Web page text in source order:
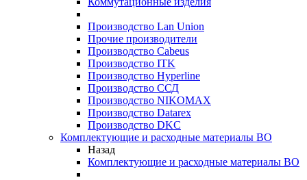
Производство Lan Union
Прочие производители
Производство Cabeus
Производство ITK
Производство Hyperline
Производство ССД
Производство NIKOMAX
Производство Datarex
Производство DKC
Комплектующие и расходные материалы ВО
Назад
Комплектующие и расходные материалы ВО